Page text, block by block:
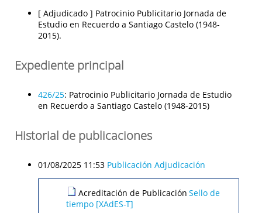
[ Adjudicado ] Patrocinio Publicitario Jornada de
Estudio en Recuerdo a Santiago Castelo (1948-
2015).
Expediente principal
426/25: Patrocinio Publicitario Jornada de Estudio
en Recuerdo a Santiago Castelo (1948-2015)
Historial de publicaciones
01/08/2025 11:53 Publicación Adjudicación
Acreditación de Publicación Sello de
tiempo [XAdES-T]